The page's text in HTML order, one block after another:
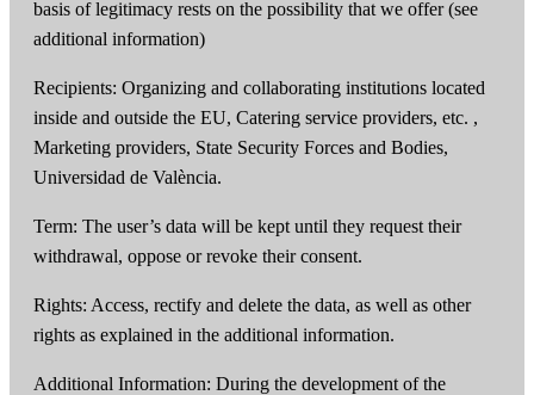
basis of legitimacy rests on the possibility that we offer (see
additional information)
Recipients: Organizing and collaborating institutions located
inside and outside the EU, Catering service providers, etc. ,
Marketing providers, State Security Forces and Bodies,
Universidad de València.
Term: The user’s data will be kept until they request their
withdrawal, oppose or revoke their consent.
Rights: Access, rectify and delete the data, as well as other
rights as explained in the additional information.
Additional Information: During the development of the